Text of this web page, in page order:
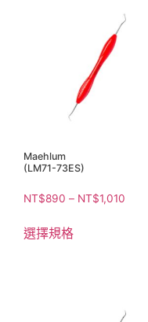
Maehlum
(LM71-73ES)
NT$890 – NT$1,010
選擇規格